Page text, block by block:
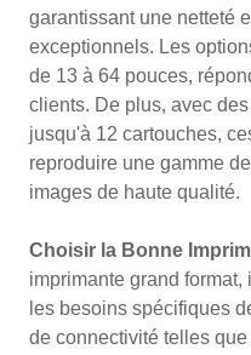
garantissant une netteté
exceptionnels. Les
de 13 à 64 pouces,
clients. De plus, avec
jusqu'à 12 cartouches,
reproduire une gamme
images de haute qualité.
Choisir la Bonne
imprimante grand
les besoins spécifiques
de connectivité telles